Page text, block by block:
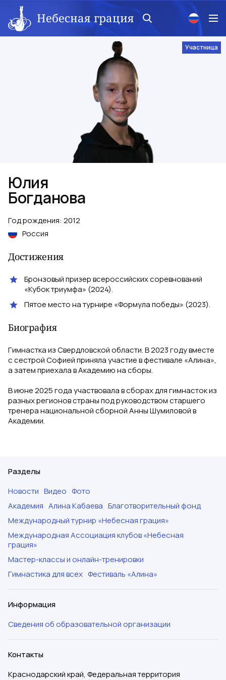
Небесная грация
Участница
Юлия
Богданова
Год рождения: 2012
Россия
Достижения
Бронзовый призер всероссийских соревнований
«Кубок триумфа» (2024).
Пятое место на турнире «Формула победы» (2023).
Биография
Гимнастка из Свердловской области. В 2023 году вместе
с сестрой Софией приняла участие в фестивале «Алина»,
а затем приехала в Академию на сборы.
В июне 2025 года участвовала в сборах для гимнасток из
разных регионов страны под руководством старшего
тренера национальной сборной Анны Шумиловой в
Академии.
Разделы
Новости Видео Фото
Академия Алина Кабаева Благотворительный фонд
Международный турнир «Небесная грация»
Международная Ассоциация клубов «Небесная
грация»
Мастер-классы и онлайн-тренировки
Гимнастика для всех Фестиваль «Алина»
Информация
Сведения об образовательной организации
Контакты
Краснодарский край, Федеральная территория